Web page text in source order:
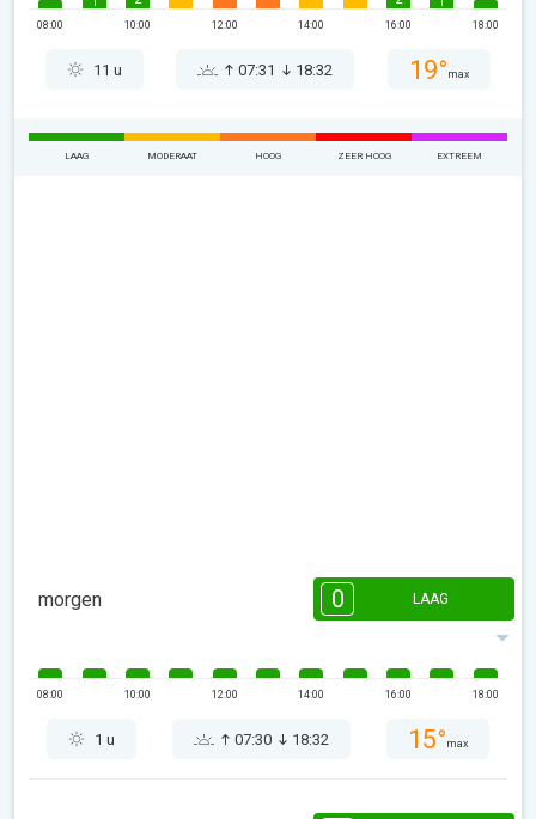
08:00 10:00 12:00 14:00 16:00 18:00
11 u 07:31 18:32 19° max
LAAG MODERAAT HOOG ZEER HOOG EXTREEM
morgen 0 LAAG
08:00 10:00 12:00 14:00 16:00 18:00
1 u 07:30 18:32 15° max